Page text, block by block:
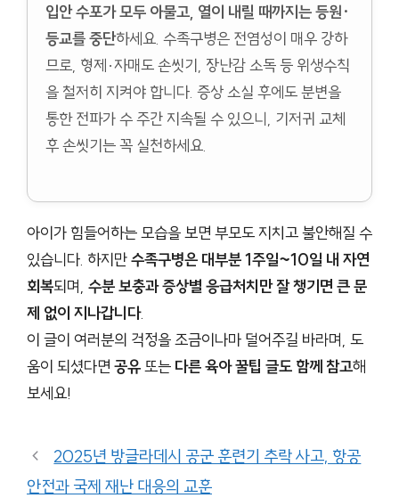
입안 수포가 모두 아물고, 열이 내릴 때까지는 등원·
등교를 중단하세요. 수족구병은 전염성이 매우 강하
므로, 형제·자매도 손씻기, 장난감 소독 등 위생수칙
을 철저히 지켜야 합니다. 증상 소실 후에도 분변을
통한 전파가 수 주간 지속될 수 있으니, 기저귀 교체
후 손씻기는 꼭 실천하세요.
아이가 힘들어하는 모습을 보면 부모도 지치고 불안해질 수
있습니다. 하지만수족구병은 대부분 1주일~10일 내 자연
회복되며, 수분 보충과 증상별 응급처치만 잘 챙기면 큰 문
제 없이 지나갑니다.
이 글이 여러분의 걱정을 조금이나마 덜어주길 바라며, 도
움이 되셨다면 공유또는 다른 육아 꿀팁 글도 함께 참고해
보세요!
2025년 방글라데시 공군 훈련기 추락 사고, 항공
안전과 국제 재난 대응의 교훈